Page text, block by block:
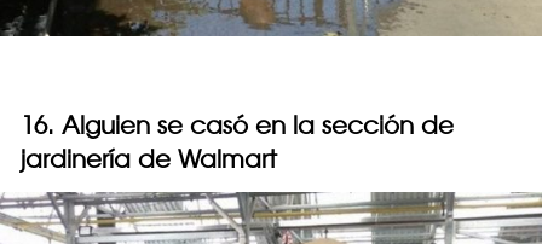
16. Alguien se casó en la sección de
jardinería de Walmart